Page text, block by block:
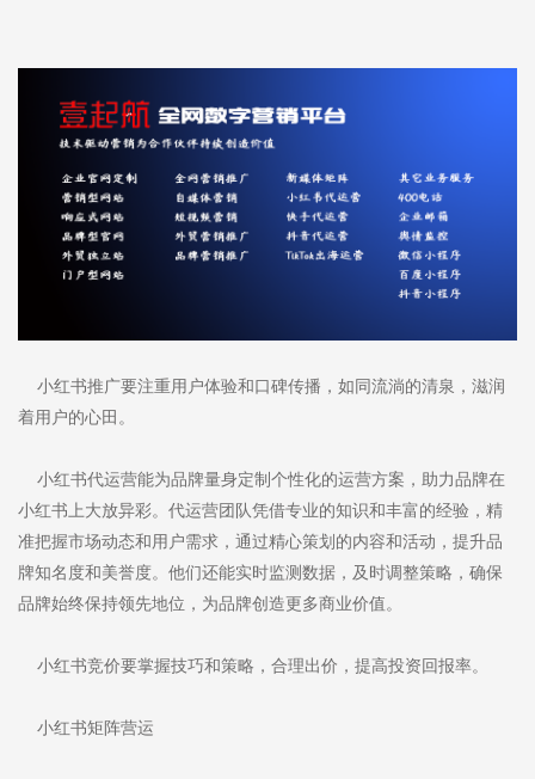
小红书推广要注重用户体验和口碑传播，如同流淌的清泉，滋润
着用户的心田。
小红书代运营能为品牌量身定制个性化的运营方案，助力品牌在
小红书上大放异彩。代运营团队凭借专业的知识和丰富的经验，精
准把握市场动态和用户需求，通过精心策划的内容和活动，提升品
牌知名度和美誉度。他们还能实时监测数据，及时调整策略，确保
品牌始终保持领先地位，为品牌创造更多商业价值。
小红书竞价要掌握技巧和策略，合理出价，提高投资回报率。
小红书矩阵营运